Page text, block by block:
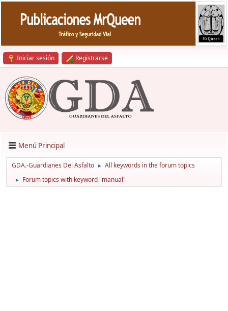
Iniciar sesión Registrarse
Menú Principal
GDA.-Guardianes Del Asfalto ► All keywords in the forum topics
► Forum topics with keyword "manual"